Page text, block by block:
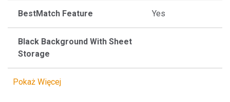
BestMatch Feature Yes
Black Background With Sheet
Storage
Pokaż Więcej